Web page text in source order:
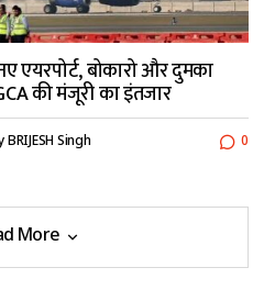
एयरपोर्ट, बोकारो और दुमका
की मंजूरी का इंतजार
BRIJESH Singh 0
More
More